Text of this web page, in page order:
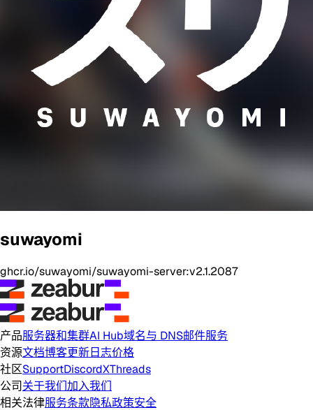
suwayomi
ghcr.io/suwayomi/suwayomi-server:v2.1.2087
产品服务器和集群AI Hub域名与 DNS邮件服务
资源文档博客更新日志价格
社区SupportDiscordXThreads
公司关于我们加入我们
相关法律服务条款隐私政策安全